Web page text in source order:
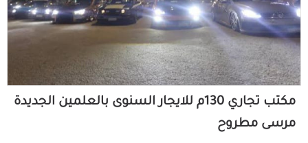
مكتب تجاري 130م للايجار السنوى بالعلمين الجديدة
مرسى مطروح